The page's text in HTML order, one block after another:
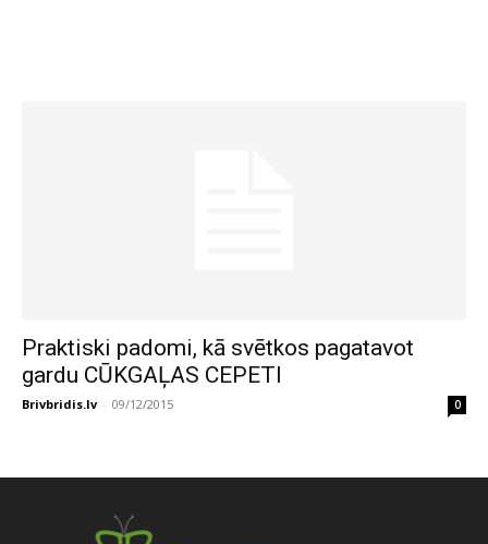
Praktiski padomi, kā svētkos pagatavot
gardu CŪKGAĻAS CEPETI
Brivbridis.lv - 09/12/2015 0